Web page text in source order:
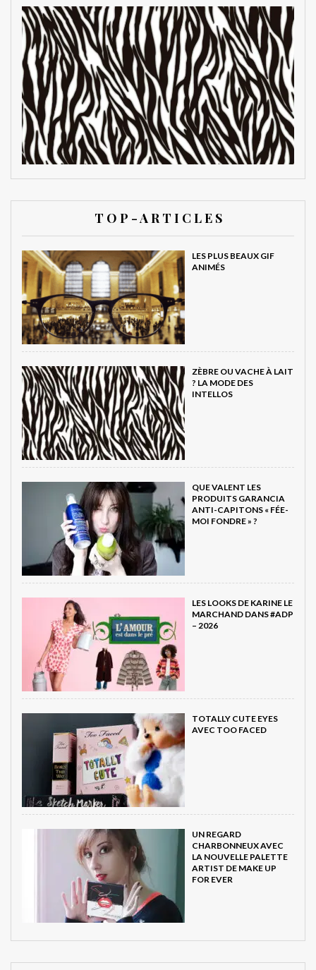
T O P - A R T I C L E S
LES PLUS BEAUX GIF
ANIMÉS
ZÈBRE OU VACHE À LAIT
? LA MODE DES
INTELLOS
QUE VALENT LES
PRODUITS GARANCIA
ANTI-CAPITONS « FÉE-
MOI FONDRE » ?
LES LOOKS DE KARINE LE
MARCHAND DANS #ADP
– 2026
TOTALLY CUTE EYES
AVEC TOO FACED
UN REGARD
CHARBONNEUX AVEC
LA NOUVELLE PALETTE
ARTIST DE MAKE UP
FOR EVER